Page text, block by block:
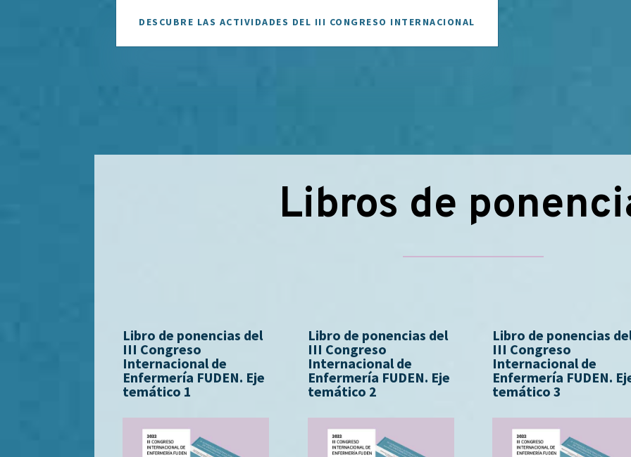
DESCUBRE LAS ACTIVIDADES DEL III CONGRESO INTERNACIONAL
Libros de
Libro de ponencias del
III Congreso
Internacional de
Enfermería FUDEN. Eje
temático 1
Libro de ponencias del
III Congreso
Internacional de
Enfermería FUDEN. Eje
temático 2
Libro de ponencias
III Congreso
Internacional de
Enfermería FUDEN.
temático 3